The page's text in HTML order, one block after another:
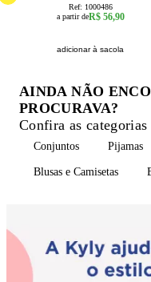
Ref: 1000486
a partir deR$ 56,90
adicionar à sacola
AINDA NÃO
PROCURAVA?
Confira as categorias
Conjuntos Pijamas
Blusas e Camisetas